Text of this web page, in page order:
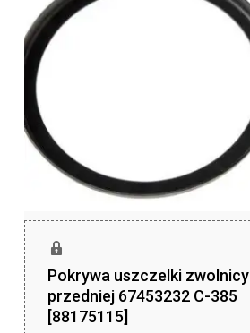
Pokrywa uszczelki zwolnicy
przedniej 67453232 C-385
[88175115]